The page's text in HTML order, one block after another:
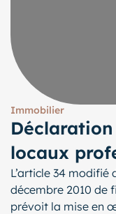
Immobilier
locaux
L’article 34 modifié
décembre 2010 de
prévoit la mise en